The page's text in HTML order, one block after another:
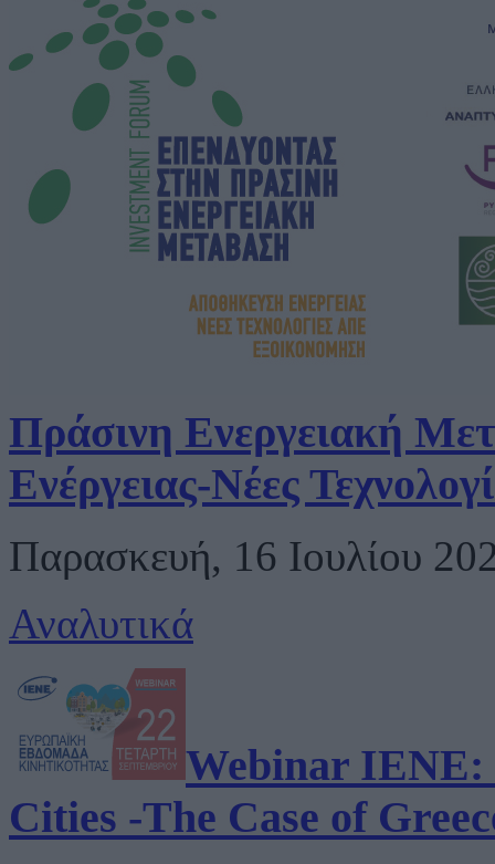
Πράσινη Ενεργειακή
Ενέργειας-Νέες
Παρασκευή, 16 Ιουλίου
Αναλυτικά
Webinar
Cities -The Case of